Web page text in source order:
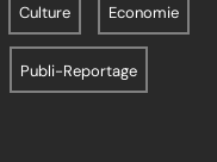
Culture Economie
Publi-Reportage